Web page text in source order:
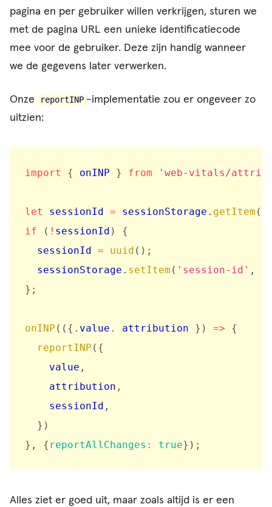
pagina en per gebruiker willen verkrijgen, sturen we
met de pagina URL een unieke identificatiecode
mee voor de gebruiker. Deze zijn handig wanneer
we de gegevens later verwerken.
Onze reportINP -implementatie zou er ongeveer zo
uitzien:
import { onINP } from 'web-vitals/
let sessionId = sessionStorage . getItem (
if
( ! sessionId )
{
  sessionId
= uuid ( ) ;
  sessionStorage
. setItem ( 'session-id' ,
} ;
onINP ( ( { . value . attribution } ) =>
{
reportINP ( {
    value
,
    attribution
,
    sessionId
,
} )
} , { reportAllChanges : true} ) ;
Alles ziet er goed uit, maar zoals altijd is er een